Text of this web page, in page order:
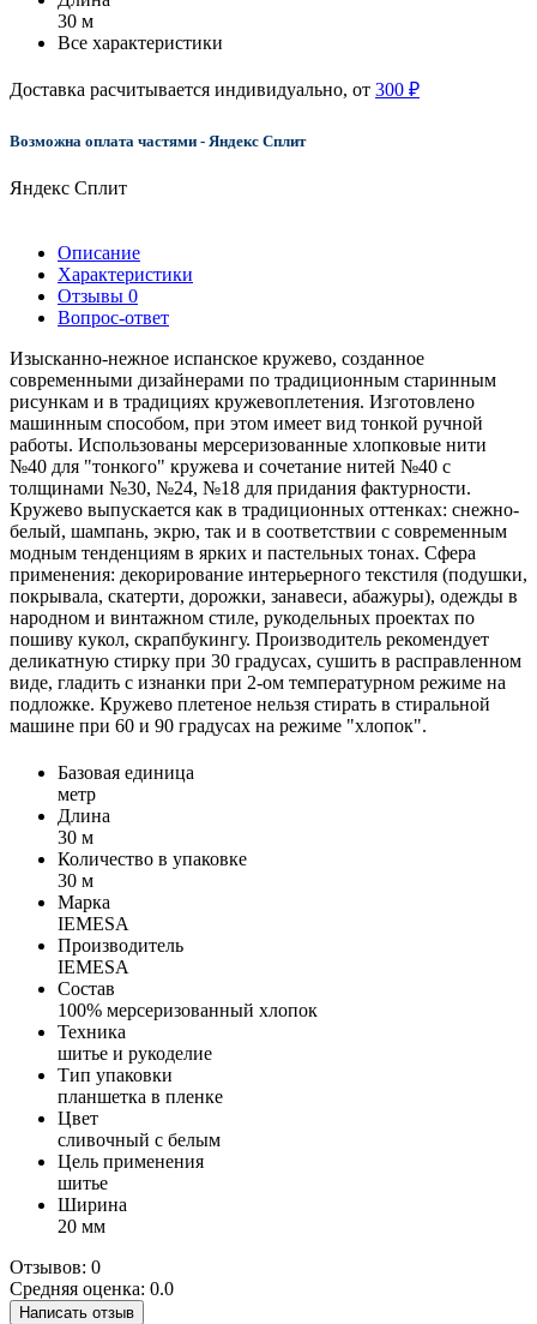
30 м
Все характеристики
Доставка расчитывается индивидуально, от 300 ₽
Возможна оплата частями - Яндекс Сплит
Яндекс Сплит
Описание
Характеристики
Отзывы 0
Вопрос-ответ
Изысканно-нежное испанское кружево, созданное
современными дизайнерами по традиционным старинным
рисункам и в традициях кружевоплетения. Изготовлено
машинным способом, при этом имеет вид тонкой ручной
работы. Использованы мерсеризованные хлопковые нити
№40 для "тонкого" кружева и сочетание нитей №40 с
толщинами №30, №24, №18 для придания фактурности.
Кружево выпускается как в традиционных оттенках: снежно-
белый, шампань, экрю, так и в соответствии с современным
модным тенденциям в ярких и пастельных тонах. Сфера
применения: декорирование интерьерного текстиля (подушки,
покрывала, скатерти, дорожки, занавеси, абажуры), одежды в
народном и винтажном стиле, рукодельных проектах по
пошиву кукол, скрапбукингу. Производитель рекомендует
деликатную стирку при 30 градусах, сушить в расправленном
виде, гладить с изнанки при 2-ом температурном режиме на
подложке. Кружево плетеное нельзя стирать в стиральной
машине при 60 и 90 градусах на режиме "хлопок".
Базовая единица
метр
Длина
30 м
Количество в упаковке
30 м
Марка
IEMESA
Производитель
IEMESA
Состав
100% мерсеризованный хлопок
Техника
шитье и рукоделие
Тип упаковки
планшетка в пленке
Цвет
сливочный с белым
Цель применения
шитье
Ширина
20 мм
Отзывов: 0
Средняя оценка: 0.0
Написать отзыв